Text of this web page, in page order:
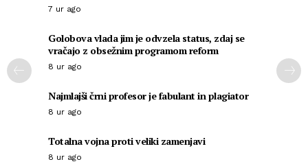
7 ur ago
Golobova vlada jim je odvzela status, zdaj se
vračajo z obsežnim programom reform
8 ur ago
Najmlajši črni profesor je fabulant in plagiator
8 ur ago
Totalna vojna proti veliki zamenjavi
8 ur ago